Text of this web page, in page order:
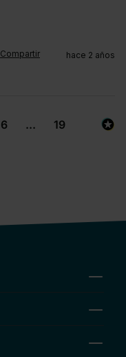
Compartir hace 2 años
6 ... 19